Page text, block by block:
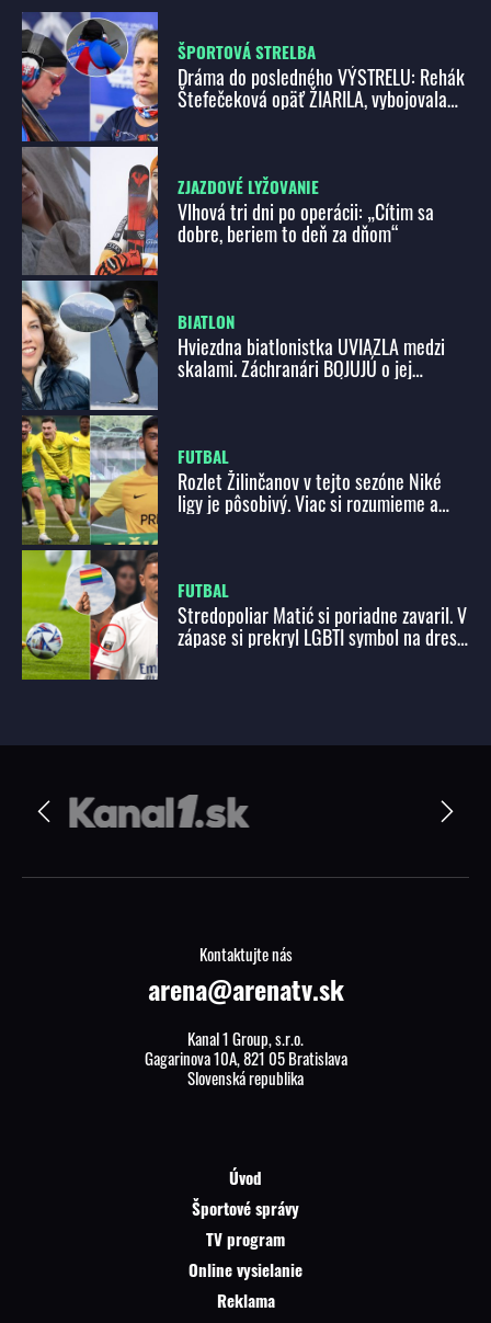
ŠPORTOVÁ STRELBA
Dráma do posledného VÝSTRELU: Rehák
Štefečeková opäť ŽIARILA, vybojovala
ZJAZDOVÉ LYŽOVANIE
Vlhová tri dni po operácii: „Cítim sa
dobre, beriem to deň za dňom“
BIATLON
Hviezdna biatlonistka UVIAZLA medzi
skalami. Záchranári BOJUJÚ o jej
FUTBAL
Rozlet Žilinčanov v tejto sezóne Niké
ligy je pôsobivý. Viac si rozumieme a
FUTBAL
Stredopoliar Matić si poriadne zavaril. V
zápase si prekryl LGBTI symbol na drese
Kontaktujte nás
arena@arenatv.sk
Kanal 1 Group, s.r.o.
Gagarinova 10A, 821 05 Bratislava
Slovenská republika
Úvod
Športové správy
TV program
Online vysielanie
Reklama